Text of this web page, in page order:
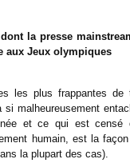
la presse
aux Jeux olympiques
les plus frappantes
malheureusement
et ce qui est censé
humain, est la
la plupart des cas).